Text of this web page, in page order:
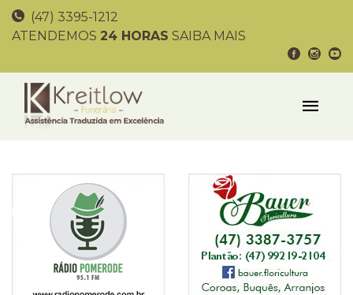
(47) 3395-1212
ATENDEMOS 24 HORAS SAIBA MAIS